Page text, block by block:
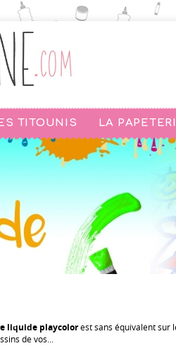
TITOUNIS LA
liquide playcolorest sans équivalent sur
de vos...